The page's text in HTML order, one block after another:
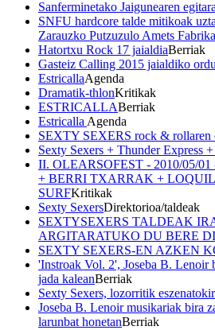
Sanferminetako Jaigunearen
SNFU hardcore talde mitikoak
Zarauzko Putzuzulo Amets
Hatortxu Rock 17 jaialdiaBerriak
Gasteiz Calling 2015 jaialdiko
EstricallaAgenda
Dramatik-thlonKritikak
ESTRICALLABerriak
Estricalla Agenda
SEXTY SEXERS rock & rollaren
Sexty Sexers + Thunder Express
II. OLEARSOFEST - 2010/05/01
+ BERRI TXARRAK +
SURFKritikak
Sexty SexersDirektorioa/taldeak
SEXTYSEXERS TALDEAK
ARGITARATUKO DU BERE
SEXTY SEXERS-EN AZKEN
'Instroak Vol. 2', Joseba B. Lenoir
jada kaleanBerriak
Sexty Sexers, lozorritik
Joseba B. Lenoir musikariak bira
larunbat honetanBerriak